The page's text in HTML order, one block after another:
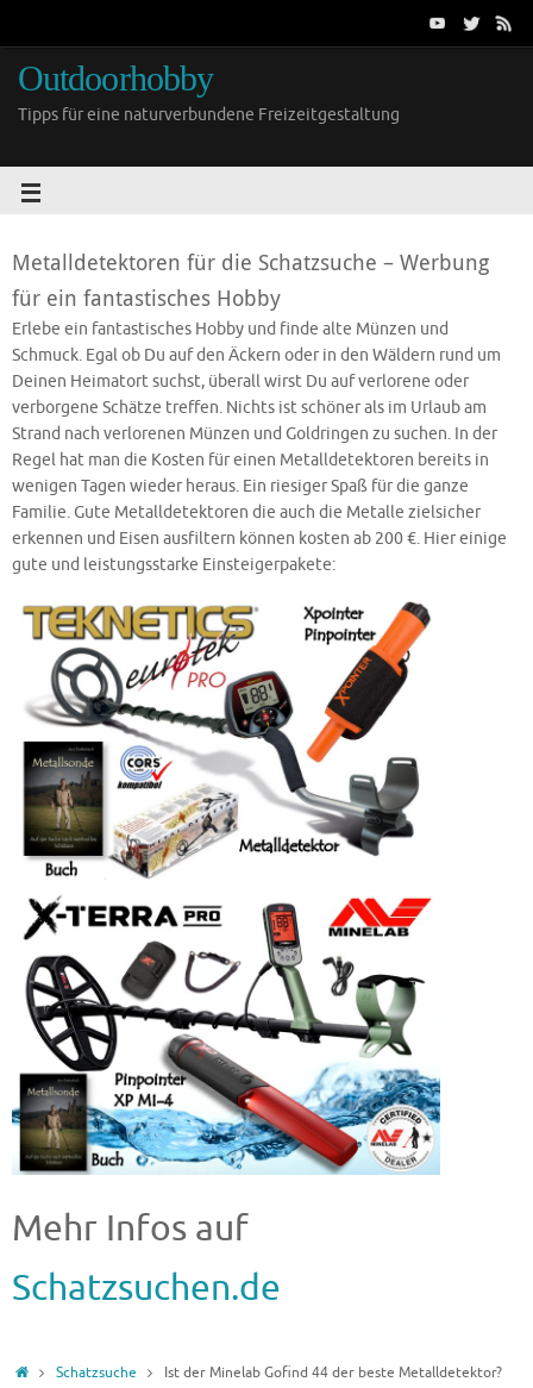
Outdoorhobby
Tipps für eine naturverbundene Freizeitgestaltung
Metalldetektoren für die Schatzsuche – Werbung
für ein fantastisches Hobby
Erlebe ein fantastisches Hobby und finde alte Münzen und
Schmuck. Egal ob Du auf den Äckern oder in den Wäldern rund um
Deinen Heimatort suchst, überall wirst Du auf verlorene oder
verborgene Schätze treffen. Nichts ist schöner als im Urlaub am
Strand nach verlorenen Münzen und Goldringen zu suchen. In der
Regel hat man die Kosten für einen Metalldetektoren bereits in
wenigen Tagen wieder heraus. Ein riesiger Spaß für die ganze
Familie. Gute Metalldetektoren die auch die Metalle zielsicher
erkennen und Eisen ausfiltern können kosten ab 200 €. Hier einige
gute und leistungsstarke Einsteigerpakete:
Mehr Infos auf
Schatzsuchen.de
Schatzsuche Ist der Minelab Gofind 44 der beste Metalldetektor?